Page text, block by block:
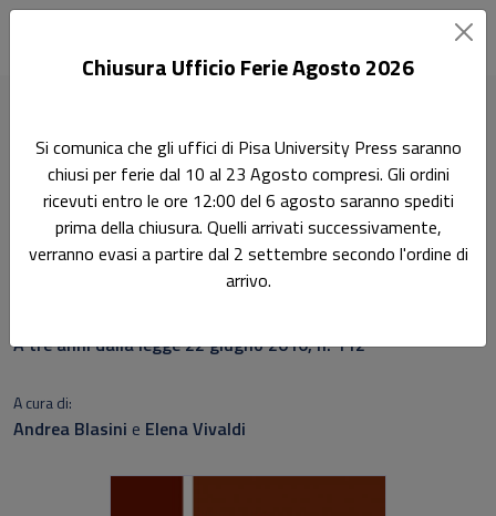
Il futuro delle persone con disabilità oltre la famiglia
Ricerca
Il futuro delle persone con
disabilità oltre la famiglia
A tre anni dalla legge 22 giugno 2016, n. 112
A cura di:
Andrea Blasini e Elena Vivaldi
Chiusura Ufficio Ferie Agosto 2026
Si comunica che gli uffici di Pisa University Press saranno
chiusi per ferie dal 10 al 23 Agosto compresi. Gli ordini
ricevuti entro le ore 12:00 del 6 agosto saranno spediti
prima della chiusura. Quelli arrivati successivamente,
verranno evasi a partire dal 2 settembre secondo l'ordine di
arrivo.